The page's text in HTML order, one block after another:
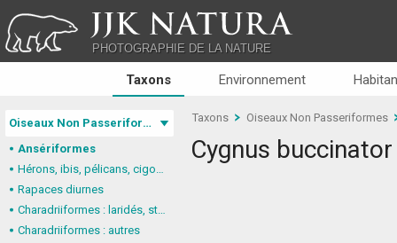
JJK NATURA
PHOTOGRAPHIE DE LA NATURE
Taxons Environnement
Oiseaux Non Passeriformes
Ansériformes
Hérons, ibis, pélicans, cigognes
Rapaces diurnes
Charadriiformes : laridés, stercorariidés, glaréolidés
Charadriiformes : autres
Taxons Oiseaux Non Passeriformes
Cygnus buccinator